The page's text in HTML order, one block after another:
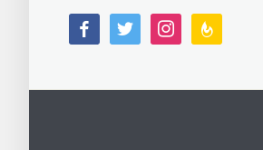
facebooktwitterinstagramfeedburner